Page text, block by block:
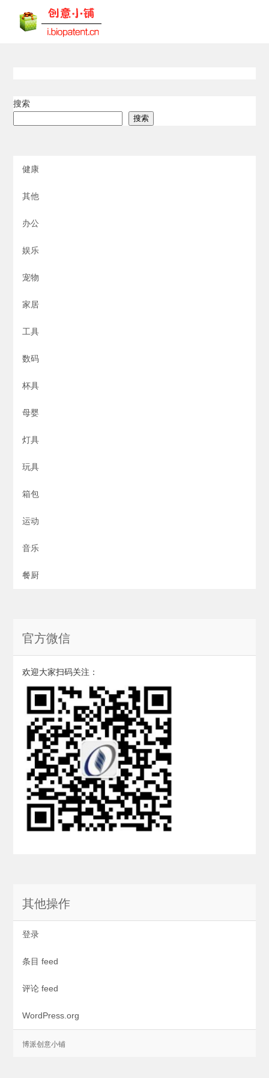
搜索
搜索
健康
其他
办公
娱乐
宠物
家居
工具
数码
杯具
母婴
灯具
玩具
箱包
运动
音乐
餐厨
官方微信
欢迎大家扫码关注：
其他操作
登录
条目 feed
评论 feed
WordPress.org